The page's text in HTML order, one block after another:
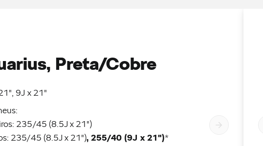
Preta/Cobre
9J x 21"
235/45 (8.5J x 21")
235/45 (8.5J x 21"), 255/40 (9J x 21")*